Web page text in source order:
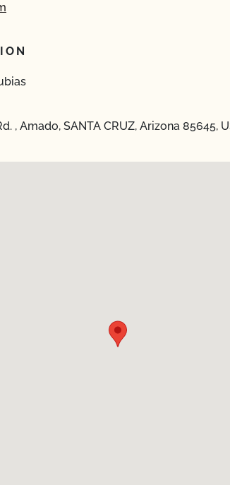
, Amado, SANTA CRUZ, Arizona 85645,